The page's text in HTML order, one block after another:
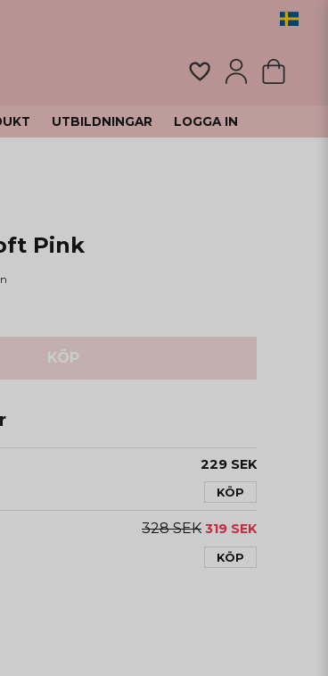
UTBILDNINGAR LOGGA IN
Pink
KÖP
229 SEK
KÖP
328 SEK 319 SEK
KÖP